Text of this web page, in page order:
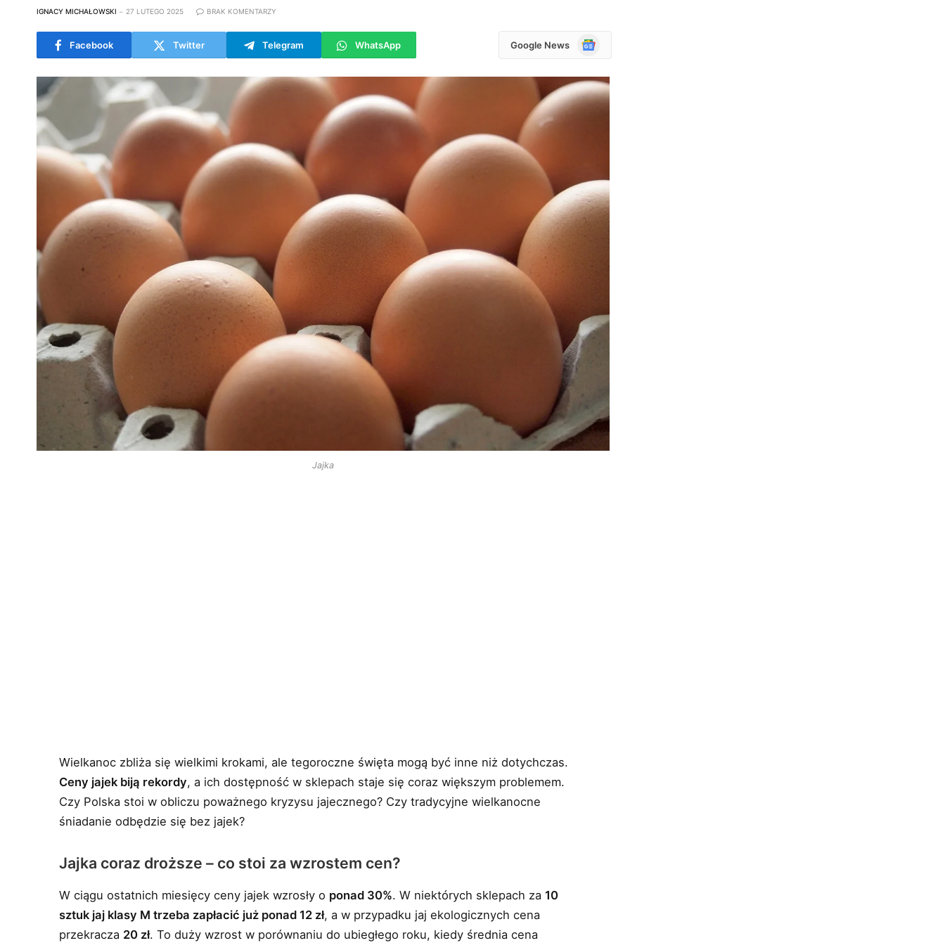
IGNACY MICHAŁOWSKI 27 LUTEGO 2025 BRAK KOMENTARZY
Facebook Twitter Telegram WhatsApp Google News
Google
Jajka
Wielkanoc zbliża się wielkimi krokami, ale tegoroczne święta mogą być inne niż dotychczas.
Ceny jajek biją rekordy, a ich dostępność w sklepach staje się coraz większym problemem.
Czy Polska stoi w obliczu poważnego kryzysu jajecznego? Czy tradycyjne wielkanocne
śniadanie odbędzie się bez jajek?
Jajka coraz droższe – co stoi za wzrostem cen?
W ciągu ostatnich miesięcy ceny jajek wzrosły o ponad 30%. W niektórych sklepach za10
sztuk jaj klasy M trzeba zapłacić już ponad 12 zł, a w przypadku jaj ekologicznych cena
przekracza 20 zł. To duży wzrost w porównaniu do ubiegłego roku, kiedy średnia cena